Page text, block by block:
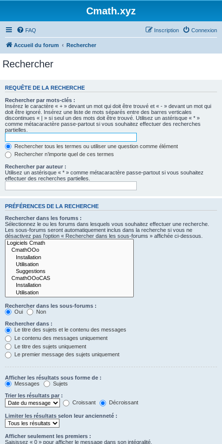
Cmath.xyz
FAQ Connexion
Inscription
Accueil du forum Rechercher
Rechercher
REQUÊTE DE LA RECHERCHE
Rechercher par mots-clés :
Insérez le caractère « + » devant un mot qui doit être trouvé et « - » devant un mot qui
doit être ignoré. Insérez une liste de mots séparés entre des barres verticales
discontinues « | » si seul un des mots doit être trouvé. Utilisez un astérisque « * »
comme métacaractère passe-partout si vous souhaitez effectuer des recherches
partielles.
Rechercher tous les termes ou utiliser une question comme élément
Rechercher n’importe quel de ces termes
Rechercher par auteur :
Utilisez un astérisque « * » comme métacaractère passe-partout si vous souhaitez
effectuer des recherches partielles.
PRÉFÉRENCES DE LA RECHERCHE
Rechercher dans les forums :
Sélectionnez le ou les forums dans lesquels vous souhaitez effectuer une recherche.
Les sous-forums seront automatiquement inclus dans la recherche si vous ne
désactivez pas l’option « Rechercher dans les sous-forums » affichée ci-dessous.
Rechercher dans les sous-forums :
Oui
Non
Rechercher dans :
Le titre des sujets et le contenu des messages
Le contenu des messages uniquement
Le titre des sujets uniquement
Le premier message des sujets uniquement
Afficher les résultats sous forme de :
Messages
Sujets
Trier les résultats par :
Croissant
Décroissant
Limiter les résultats selon leur ancienneté :
Afficher seulement les premiers :
Saisissez « 0 » pour afficher le message dans son intégralité.